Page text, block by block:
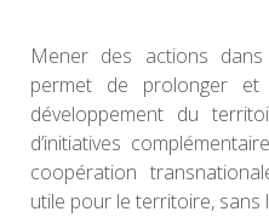
Mener des actions
permet de prolonger
développement du
d’initiatives
coopération
utile pour le territoire, sans